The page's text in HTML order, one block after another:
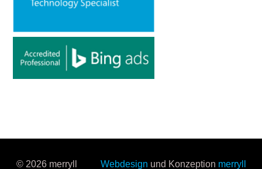
© 2026 merryll Webdesign und Konzeption merryll